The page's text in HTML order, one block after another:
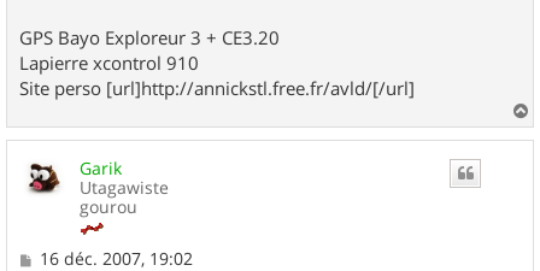
GPS Bayo Exploreur 3 + CE3.20
Lapierre xcontrol 910
Site perso [url]http://annickstl.free.fr/avld/[/url]
a
Garik
Utagawiste
gourou
M16 déc. 2007, 19:02